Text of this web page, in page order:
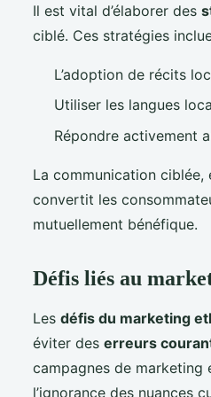
Il est vital d’élaborer des
ciblé. Ces stratégies
L’adoption de récits
Utiliser les langues
Répondre activement
La communication ciblée,
convertit les
mutuellement bénéfique.
Défis liés au
Les défis du marketing
éviter des erreurs
campagnes de marketing
l’ignorance des nuances